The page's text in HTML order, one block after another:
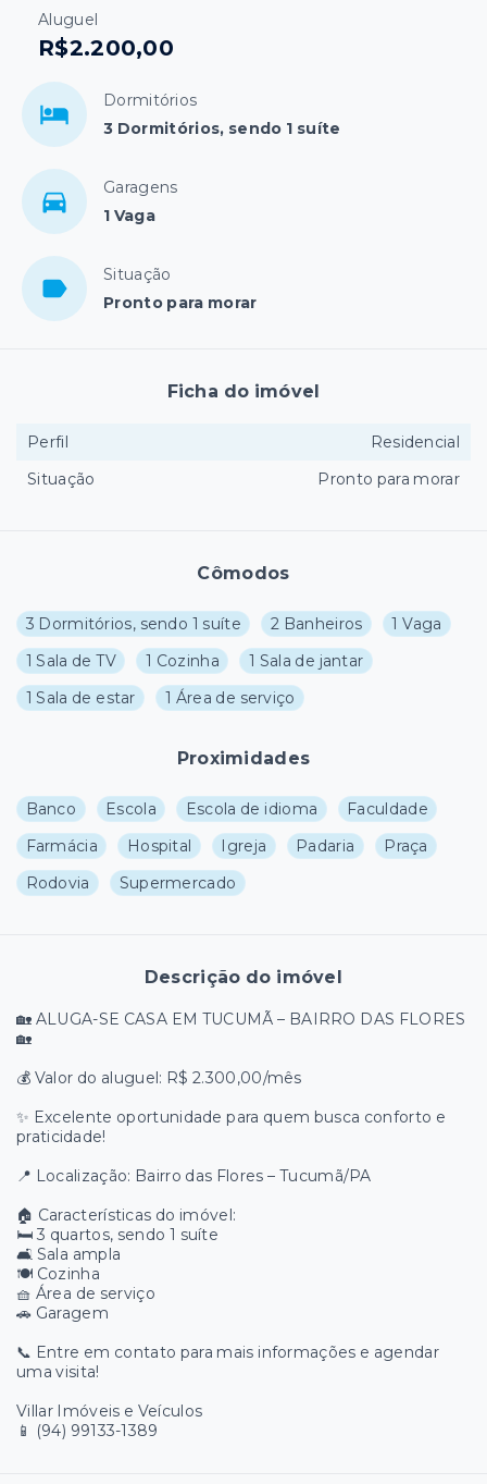
Aluguel
R$2.200,00
Dormitórios
3 Dormitórios, sendo 1 suíte
Garagens
1 Vaga
Situação
Pronto para morar
Cômodos
3 Dormitórios, sendo 1 suíte 2 Banheiros
1 Vaga
1 Sala de TV
1 Cozinha
1 Sala de jantar
1 Sala de estar
1 Área de serviço
Proximidades
Banco Escola Escola de idioma
Faculdade
Farmácia
Hospital Igreja Padaria
Praça
Rodovia
Supermercado
Descrição do imóvel
🏡 ALUGA-SE CASA EM TUCUMÃ – BAIRRO DAS FLORES
🏡
💰 Valor do aluguel: R$ 2.300,00/mês
✨ Excelente oportunidade para quem busca conforto e
praticidade!
📍 Localização: Bairro das Flores – Tucumã/PA
🏠 Características do imóvel:
🛏️ 3 quartos, sendo 1 suíte
🛋️ Sala ampla
🍽️ Cozinha
🧺 Área de serviço
🚗 Garagem
📞 Entre em contato para mais informações e agendar
uma visita!
Villar Imóveis e Veículos
📱 (94) 99133-1389
Ficha do imóvel
Perfil
Residencial
Situação
Pronto para morar